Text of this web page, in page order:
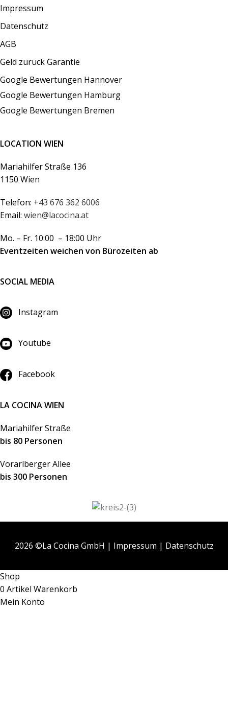
Impressum
Datenschutz
AGB
Geld zurück Garantie
Google Bewertungen Hannover
Google Bewertungen Hamburg
Google Bewertungen Bremen
LOCATION WIEN
Mariahilfer Straße 136
1150 Wien
Telefon: +43 676 362 6006
Email: wien@lacocina.at
Mo. – Fr. 10:00 – 18:00 Uhr
Eventzeiten weichen von Bürozeiten ab
SOCIAL MEDIA
Instagram
Youtube
Facebook
LA COCINA WIEN
Mariahilfer Straße
bis 80 Personen
Vorarlberger Allee
bis 300 Personen
2026 ©La Cocina GmbH | Impressum | Datenschutz
Shop
0 Artikel Warenkorb
Mein Konto